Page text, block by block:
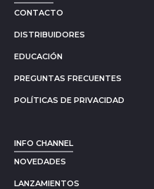
CONTACTO
DISTRIBUIDORES
EDUCACIÓN
PREGUNTAS FRECUENTES
POLÍTICAS DE PRIVACIDAD
INFO CHANNEL
NOVEDADES
LANZAMIENTOS